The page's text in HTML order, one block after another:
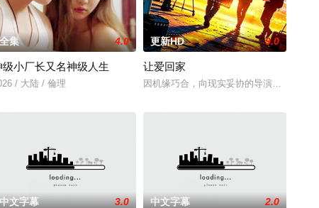
踊，憧憬舞蹈学校的丽莎，开始了舞蹈生涯。朱音为了支撑家数在酒吧工作
全集 4.0
级小厂长又名神级人生
/ 大陆 / 倫理
更新HD 9.0
让爱回家
因机缘巧合，向现实妥协的导演朱达仁萌
中文字幕 3.0 中文字幕 2.0